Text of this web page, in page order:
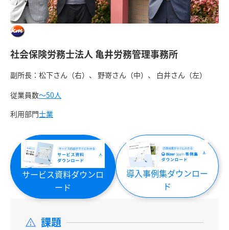
社会保険労務士法人 亀井労務管理事務所
副所長：松下さん（右）、 野嵜さん（中）、 白井さん（左）
従業員数〜50人
利用部門士業
サービス資料ダウンロ
ード
導入事例集ダウンロー
ド
課題